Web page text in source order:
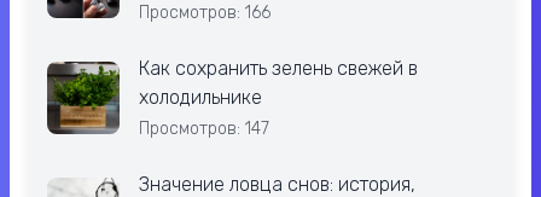
Просмотров: 166
Как сохранить зелень свежей в
холодильнике
Просмотров: 147
Значение ловца снов: история,